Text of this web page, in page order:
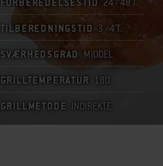
FORBEREDELSESTID 24 - 48 T.
TILBEREDNINGSTID 3 - 4 T.
SVÆRHEDSGRAD MIDDEL
GRILLTEMPERATUR 180
GRILLMETODE INDIREKTE